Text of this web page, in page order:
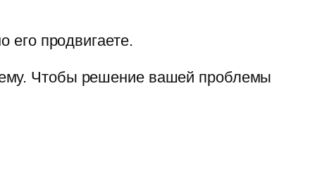
его продвигаете.
Чтобы решение вашей проблемы